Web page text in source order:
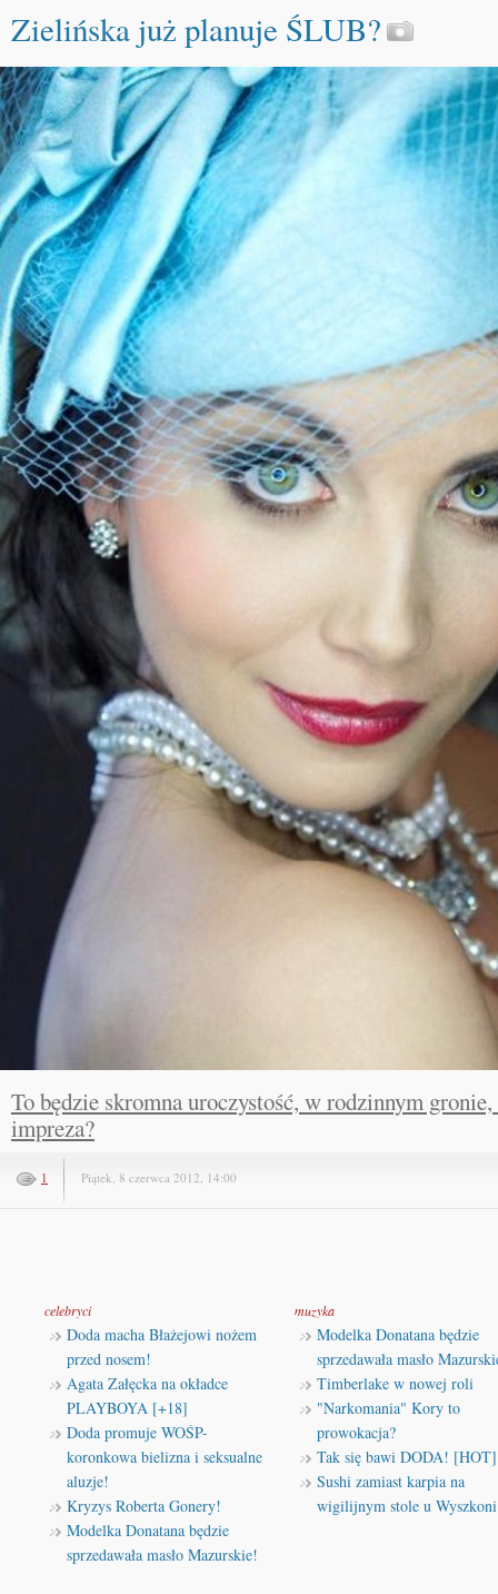
Zielińska już planuje ŚLUB?
To będzie skromna uroczystość, w rodzinnym
impreza?
1 Piątek, 8 czerwca 2012, 14:00
celebryci
Doda macha Błażejowi nożem
przed nosem!
Agata Załęcka na okładce
PLAYBOYA [+18]
Doda promuje WOŚP-
koronkowa bielizna i seksualne
aluzje!
Kryzys Roberta Gonery!
Modelka Donatana będzie
sprzedawała masło Mazurskie!
muzyka
Modelka Donatana będzie
sprzedawała masło
Timberlake w nowej roli
"Narkomania" Kory to
prowokacja?
Tak się bawi DODA! [HOT]
Sushi zamiast karpia na
wigilijnym stole u